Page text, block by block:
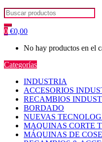
Search
for:
0 €0,00
No hay productos en el
Categorías
INDUSTRIA
ACCESORIOS
RECAMBIOS
BORDADO
NUEVAS
MAQUINAS CORTE
MÁQUINAS DE